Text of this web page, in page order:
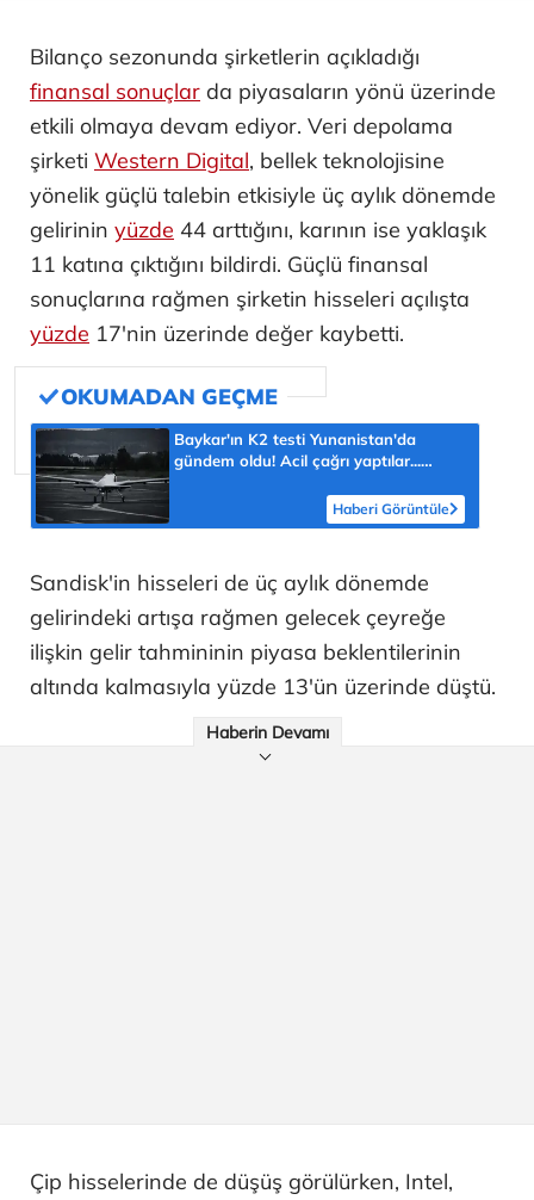
Bilanço sezonunda şirketlerin açıkladığı
finansal sonuçlar da piyasaların yönü üzerinde
etkili olmaya devam ediyor. Veri depolama
şirketi Western Digital, bellek teknolojisine
yönelik güçlü talebin etkisiyle üç aylık dönemde
gelirinin yüzde 44 arttığını, karının ise yaklaşık
11 katına çıktığını bildirdi. Güçlü finansal
sonuçlarına rağmen şirketin hisseleri açılışta
yüzde 17'nin üzerinde değer kaybetti.
Baykar'ın K2 testi Yunanistan'da
gündem oldu! Acil çağrı yaptılar...
Haberi Görüntüle
Sandisk'in hisseleri de üç aylık dönemde
gelirindeki artışa rağmen gelecek çeyreğe
ilişkin gelir tahmininin piyasa beklentilerinin
altında kalmasıyla yüzde 13'ün üzerinde düştü.
Haberin Devamı
Çip hisselerinde de düşüş görülürken, Intel,